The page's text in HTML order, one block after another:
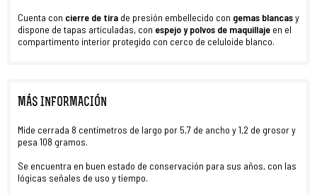
Cuenta con cierre de tira de presión embellecido con gemas blancasy
dispone de tapas articuladas, con espejo y polvos de maquillaje en el
compartimento interior protegido con cerco de celuloide blanco.
MÁS INFORMACIÓN
Mide cerrada 8 centímetros de largo por 5,7 de ancho y 1,2 de grosor y
pesa 108 gramos.
Se encuentra en buen estado de conservación para sus años, con las
lógicas señales de uso y tiempo.